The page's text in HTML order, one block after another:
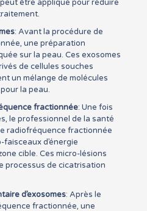
être appliqué pour réduire
: Avant la procédure de
une préparation
sur la peau. Ces exosomes
de cellules souches
un mélange de molécules
la peau.
fractionnée: Une fois
le professionnel de la santé
radiofréquence fractionnée
d’énergie
cible. Ces micro-lésions
processus de cicatrisation
d’exosomes: Après le
fractionnée, une